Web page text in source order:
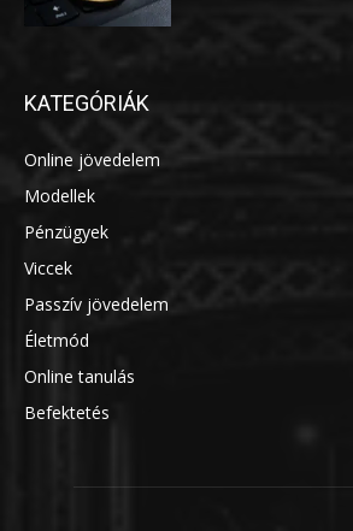
KATEGÓRIÁK
Online jövedelem
Modellek
Pénzügyek
Viccek
Passzív jövedelem
Életmód
Online tanulás
Befektetés